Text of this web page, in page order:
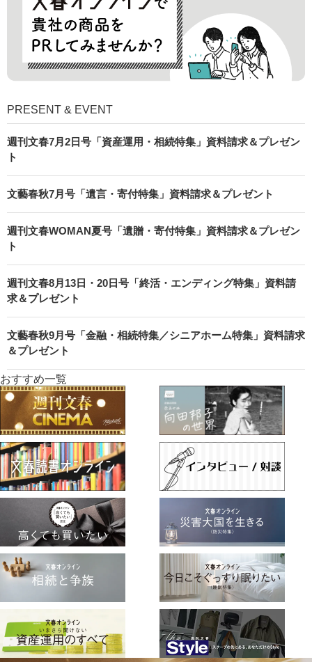
PRESENT & EVENT
週刊文春7月2日号「資産運用・相続特集」資料請求＆プレゼン
ト
文藝春秋7月号「遺言・寄付特集」資料請求＆プレゼント
週刊文春WOMAN夏号「遺贈・寄付特集」資料請求＆プレゼン
ト
週刊文春8月13日・20日号「終活・エンディング特集」資料請
求＆プレゼント
文藝春秋9月号「金融・相続特集／シニアホーム特集」資料請求
＆プレゼント
おすすめ一覧